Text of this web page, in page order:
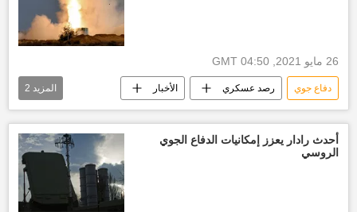
26 مايو 2021, 04:50 GMT
دفاع جوي رصد عسكري الأخبار
روسيا إس-500
المزيد 2
أحدث رادار يعزز إمكانيات الدفاع الجوي
الروسي